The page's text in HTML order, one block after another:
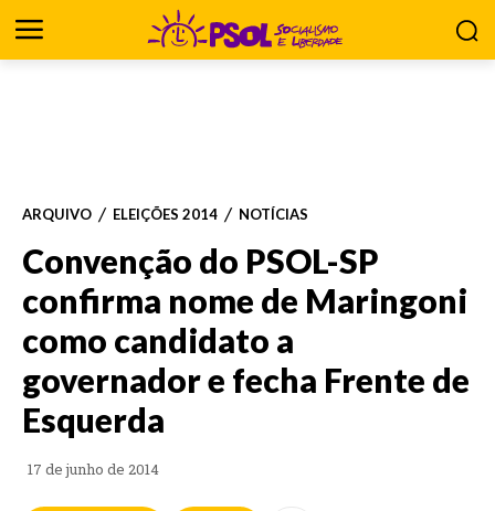
ARQUIVO ELEIÇÕES 2014 NOTÍCIAS
Convenção do PSOL-SP
confirma nome de Maringoni
como candidato a
governador e fecha Frente de
Esquerda
17 de junho de 2014